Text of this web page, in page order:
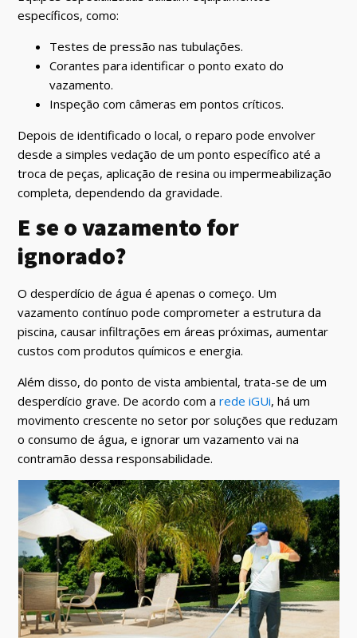
específicos, como:
Testes de pressão nas tubulações.
Corantes para identificar o ponto exato do
vazamento.
Inspeção com câmeras em pontos críticos.
Depois de identificado o local, o reparo pode envolver
desde a simples vedação de um ponto específico até a
troca de peças, aplicação de resina ou impermeabilização
completa, dependendo da gravidade.
E se o vazamento for
ignorado?
O desperdício de água é apenas o começo. Um
vazamento contínuo pode comprometer a estrutura da
piscina, causar infiltrações em áreas próximas, aumentar
custos com produtos químicos e energia.
Além disso, do ponto de vista ambiental, trata-se de um
desperdício grave. De acordo com a rede iGUi, há um
movimento crescente no setor por soluções que reduzam
o consumo de água, e ignorar um vazamento vai na
contramão dessa responsabilidade.